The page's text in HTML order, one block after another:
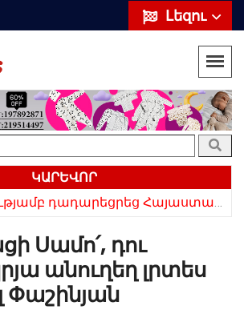
Լեզու
ԿԱՐԵՎՈՐ
Սամո՛, դու
անուղեղ լրտես
Փաշինյան